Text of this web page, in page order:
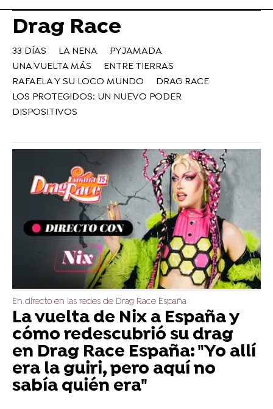
Drag Race
33 DÍAS LA NENA
PYJAMADA
UNA VUELTA MÁS
ENTRE TIERRAS
RAFAELA Y SU LOCO MUNDO
DRAG RACE
LOS PROTEGIDOS: UN NUEVO PODER
DISPOSITIVOS
En directo en las redes de Drag Race España
La vuelta de Nix a España y
cómo redescubrió su drag
en Drag Race España: "Yo allí
era la guiri, pero aquí no
sabía quién era"